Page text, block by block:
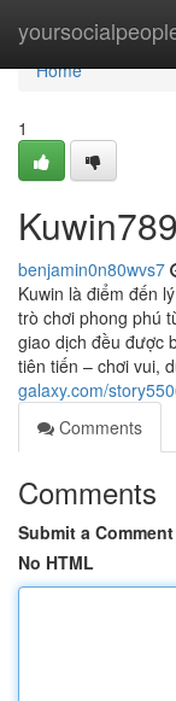
Home
Home
1
benjamin0n80wvs7
Kuwin là điểm đến
trò chơi phong phú
giao dịch đều được
tiên tiến – chơi vui,
galaxy.com/
Comments
Comments
Submit a Comment
No HTML